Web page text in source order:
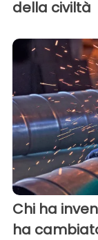
della civiltà
Chi ha
ha